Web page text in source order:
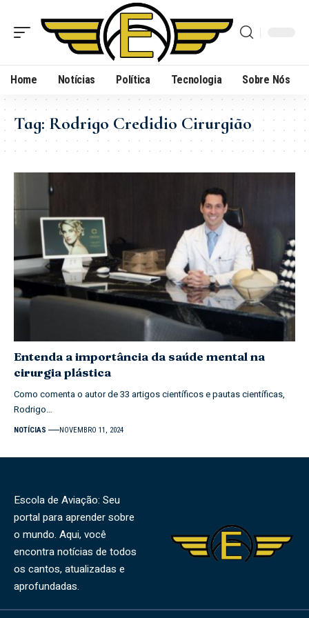
Home Notícias Política Tecnologia Sobre Nós
Tag:Rodrigo Credidio Cirurgião
Entenda a importância da saúde mental na
cirurgia plástica
Como comenta o autor de 33 artigos científicos e pautas científicas,
Rodrigo…
NOTÍCIAS NOVEMBRO 11, 2024
Escola de Aviação: Seu
portal para aprender sobre
o mundo. Aqui, você
encontra notícias de todos
os cantos, atualizadas e
aprofundadas.